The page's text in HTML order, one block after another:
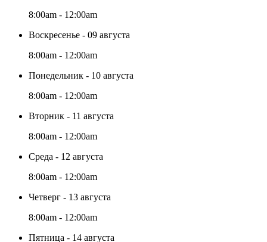
8:00am - 12:00am
Воскресенье - 09 августа
8:00am - 12:00am
Понедельник - 10 августа
8:00am - 12:00am
Вторник - 11 августа
8:00am - 12:00am
Среда - 12 августа
8:00am - 12:00am
Четверг - 13 августа
8:00am - 12:00am
Пятница - 14 августа